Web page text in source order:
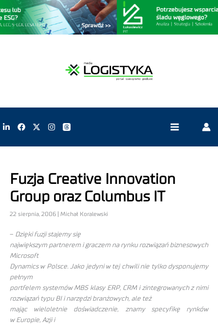
Fuzja Creative Innovation
Group oraz Columbus IT
22 sierpnia, 2006 | Michał Koralewski
– Dzięki fuzji stajemy się
największym partnerem i graczem na rynku rozwiązań biznesowych
Microsoft
Dynamics w Polsce. Jako jedyni w tej chwili nie tylko dysponujemy
pełnym
portfelem systemów MBS klasy ERP, CRM i zintegrowanych z nimi
rozwiązań typu BI i narzędzi branżowych, ale też
mając wieloletnie doświadczenie, znamy specyfikę rynków
w Europie, Azji i